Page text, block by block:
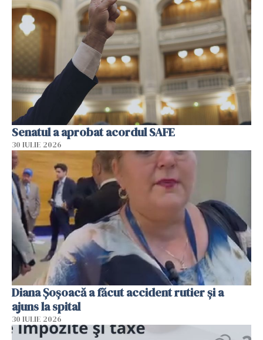
Senatul a aprobat acordul SAFE
30 IULIE 2026
Diana Șoșoacă a făcut accident rutier și a
ajuns la spital
30 IULIE 2026